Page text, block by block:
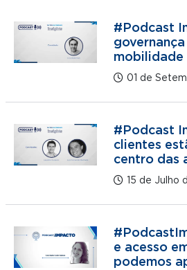
#Podcast
mobilidade
01 de
#Podcast
clientes
centro das
15 de Julho
e acesso
podemos